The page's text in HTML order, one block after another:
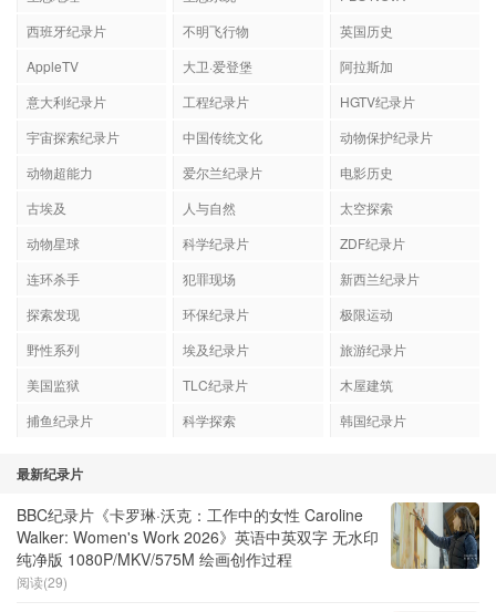
西班牙纪录片
不明飞行物
英国历史
AppleTV
大卫·爱登堡
阿拉斯加
意大利纪录片
工程纪录片
HGTV纪录片
宇宙探索纪录片
中国传统文化
动物保护纪录片
动物超能力
爱尔兰纪录片
电影历史
古埃及
人与自然
太空探索
动物星球
科学纪录片
ZDF纪录片
连环杀手
犯罪现场
新西兰纪录片
探索发现
环保纪录片
极限运动
野性系列
埃及纪录片
旅游纪录片
美国监狱
TLC纪录片
木屋建筑
捕鱼纪录片
科学探索 韩国纪录片
最新纪录片
BBC纪录片《卡罗琳·沃克：工作中的女性 Caroline
Walker: Women's Work 2026》英语中英双字 无水印
纯净版 1080P/MKV/575M 绘画创作过程
阅读(29)